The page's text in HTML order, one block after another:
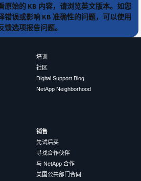
原始的 KB 内容，请浏览英文版本。如您
错误或影响 KB 准确性的问题，可以使用
馈选项报告问题。
培训
社区
Digital Support Blog
NetApp Neighborhood
销售
先试后买
寻找合作伙伴
与 NetApp 合作
美国公共部门合同